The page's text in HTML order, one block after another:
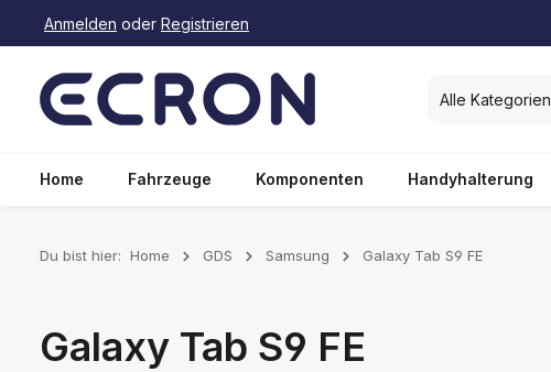
Zur Hauptnavigation springen
Anmelden oder Registrieren
Alle Kategorien
Home Fahrzeuge Komponenten Handyhalterung
Du bist hier: Home GDS Samsung Galaxy Tab S9 FE
Galaxy Tab S9 FE